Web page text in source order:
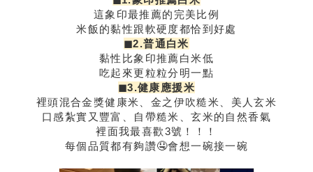
這象印最推薦的完美比例
米飯的黏性跟軟硬度都恰到好處
◼︎2.普通白米
黏性比象印推薦白米低
吃起來更粒粒分明一點
◼︎3.健康應援米
裡頭混合金獎健康米、金之伊吹糙米、美人玄米
口感紮實又豐富、自帶糙米、玄米的自然香氣
裡面我最喜歡3號！！！
每個品質都有夠讚🤤會想一碗接一碗